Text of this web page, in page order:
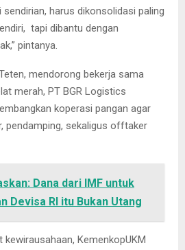
sendirian, harus dikonsolidasi paling
tapi dibantu dengan
pintanya.
mendorong bekerja sama
merah, PT BGR Logistics
koperasi pangan agar
pendamping, sekaligus offtaker
Dana dari IMF untuk
Devisa RI itu Bukan Utang
KemenkopUKM